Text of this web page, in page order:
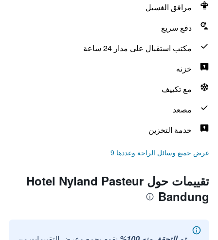
مرافق الغسيل
دفع سريع
مكتب استقبال على مدار 24 ساعة
خزنه
مع تكييف
مصعد
خدمة التخزين
عرض جميع وسائل الراحة وعددها 9
تقييمات حول Hotel Nyland Pasteur
Bandung